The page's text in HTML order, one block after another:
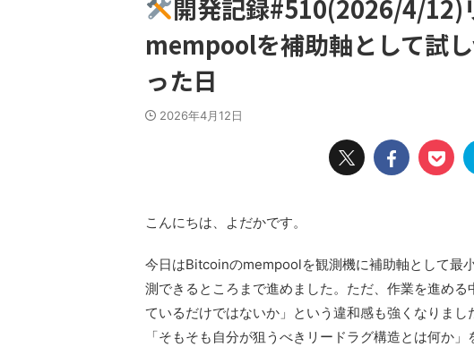
開発記録#510(2026/4/12)
mempoolを補助軸として試
った日
2026年4月12日
こんにちは、よだかです。
今日はBitcoinのmempoolを観測機に補助軸として最
測できるところまで進めました。ただ、作業を進め
ているだけではないか」という違和感も強くなりまし
「そもそも自分が狙うべきリードラグ構造とは何か